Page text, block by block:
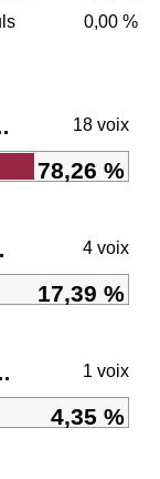
0,00 %
DUFAY 18 voix
78,26 %
4 voix
17,39 %
PLATRET 1 voix
4,35 %